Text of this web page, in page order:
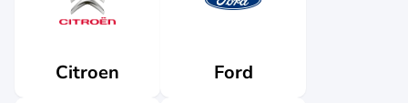
Citroen Ford